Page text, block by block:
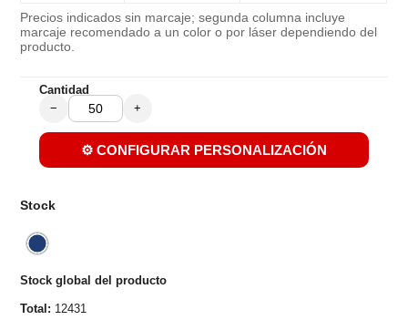
Precios indicados sin marcaje; segunda columna incluye
marcaje recomendado a un color o por láser dependiendo del
producto.
Cantidad
− +
⚙️ CONFIGURAR PERSONALIZACIÓN
Stock
Stock global del producto
Total: 12431